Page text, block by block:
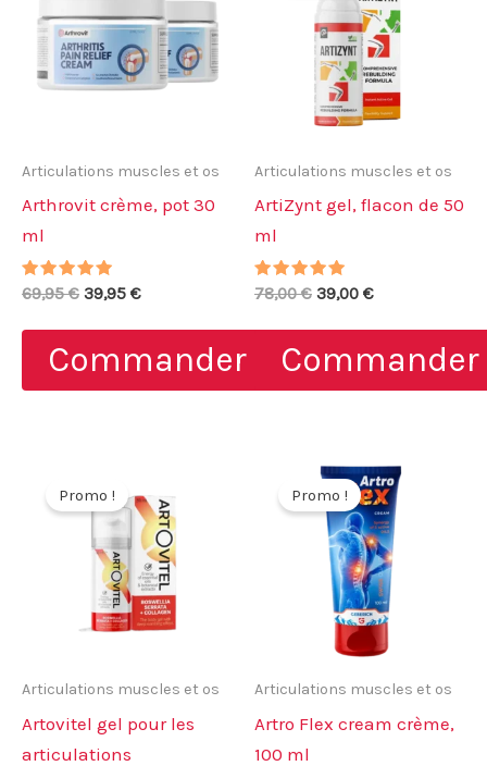
Articulations muscles et os
Arthrovit crème, pot 30
ml
Note
5.00
69,95€ Le
initial
était :
69,95 €.
39,95 €Le
actuel
est :
39,95 €.
Commander
Articulations muscles et os
ArtiZynt gel, flacon de 50
ml
Note
4.71
78,00€ Le
initial
était :
78,00 €.
39,00 €Le
actuel
est :
39,00 €.
Commander
Promo !
Articulations muscles et os
Artovitel gel pour les
articulations
Promo !
Articulations muscles et os
Artro Flex cream crème,
100 ml